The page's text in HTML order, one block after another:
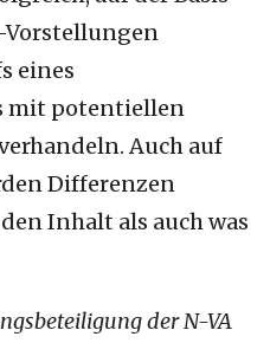
Vorstellungen
eines
mit potentiellen
Auch auf
Differenzen
Inhalt als auch was
der N-VA